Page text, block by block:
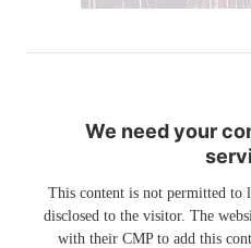
We need your
This content is not permitted to
disclosed to the visitor. The
with their CMP to add this